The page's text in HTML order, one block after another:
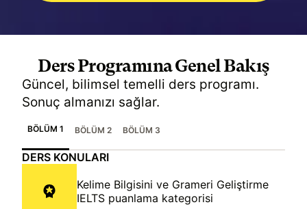
Ders Programına Genel Bakış
Güncel, bilimsel temelli ders programı.
Sonuç almanızı sağlar.
BÖLÜM 1 BÖLÜM 2 BÖLÜM 3
DERS KONULARI
Kelime Bilgisini ve Grameri Geliştirme
IELTS puanlama kategorisi